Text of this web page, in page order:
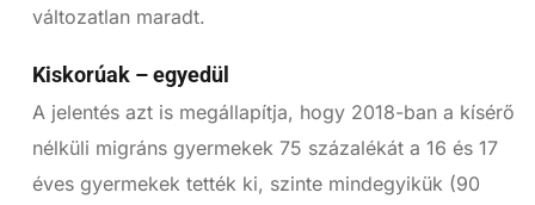
változatlan maradt.
Kiskorúak – egyedül
A jelentés azt is megállapítja, hogy 2018-ban a kísérő
nélküli migráns gyermekek 75 százalékát a 16 és 17
éves gyermekek tették ki, szinte mindegyikük (90